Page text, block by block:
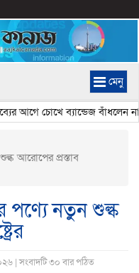
মেনু
আগে চোখে ব্যান্ডেজ বাঁধলেন
আরোপের প্রস্তাব
পণ্যে নতুন শুল্ক
| সংবাদটি ৩০ বার পঠিত